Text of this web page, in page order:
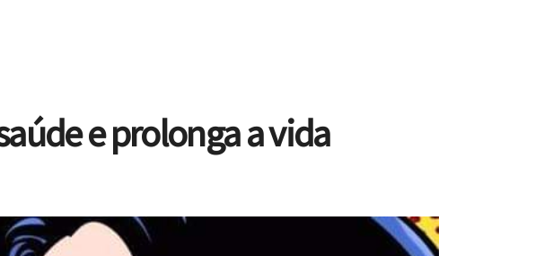
e prolonga a vida